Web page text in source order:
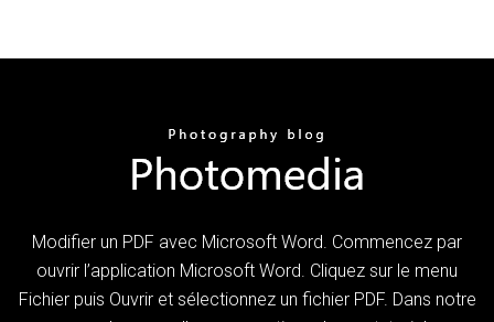
Modifier un PDF avec Microsoft Word. Commencez par
ouvrir l’application Microsoft Word. Cliquez sur le menu
Fichier puis Ouvrir et sélectionnez un fichier PDF. Dans notre